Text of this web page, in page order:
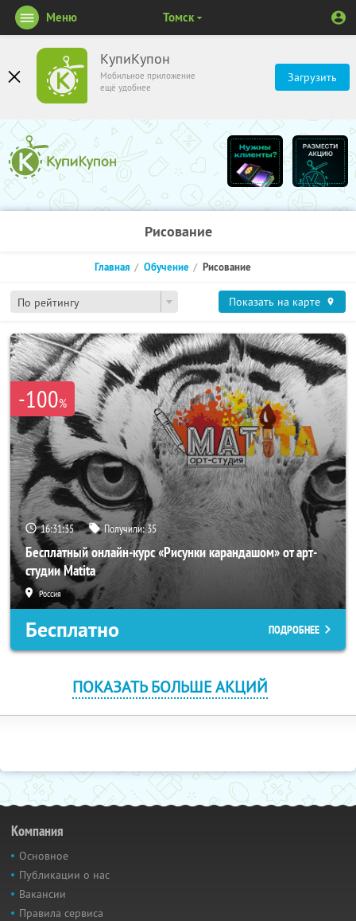
КупиКупон
Мобильное приложение
ещё удобнее
Загрузить
Меню Томск
Рисование
По рейтингу
Главная Обучение Рисование
Показать на карте
-100%
16:31:34 Получили:35
Бесплатный онлайн-курс «Рисунки карандашом» от арт-
студии Matita
Россия
Бесплатно ПОДРОБНЕЕ
ПОКАЗАТЬ БОЛЬШЕ АКЦИЙ
Компания
Основное
Публикации о нас
Вакансии
Правила сервиса